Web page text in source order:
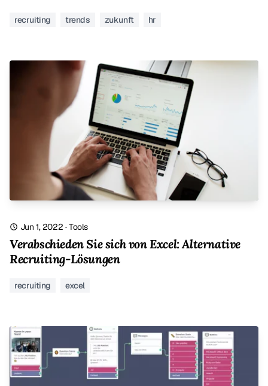
recruiting trends zukunft hr
Jun 1, 2022 ·Tools
Verabschieden Sie sich von Excel: Alternative
Recruiting-Lösungen
recruiting excel